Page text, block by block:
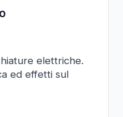
elettriche.
ed effetti sul